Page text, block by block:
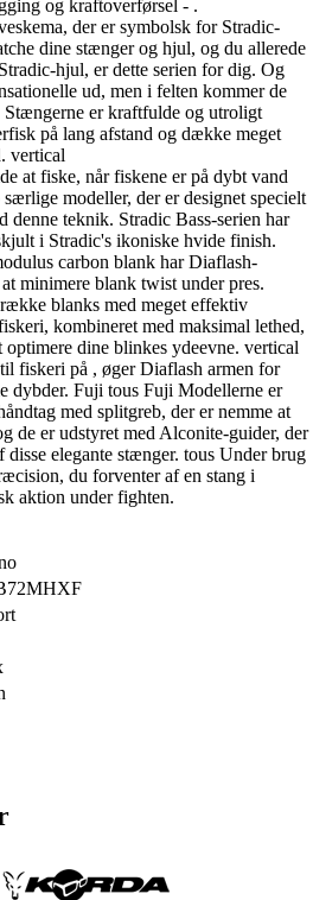
og kraftoverførsel - .
der er symbolsk for Stradic-
dine stænger og hjul, og du allerede
hjul, er dette serien for dig. Og
ud, men i felten kommer de
er kraftfulde og utroligt
på lang afstand og dække meget
vertical
at fiske, når fiskene er på dybt vand
modeller, der er designet specielt
denne teknik. Stradic Bass-serien har
i Stradic's ikoniske hvide finish.
carbon blank har Diaflash-
minimere blank twist under pres.
blanks med meget effektiv
kombineret med maksimal lethed,
dine blinkes ydeevne. vertical
fiskeri på , øger Diaflash armen for
dybder. Fuji tous Fuji Modellerne er
med splitgreb, der er nemme at
de er udstyret med Alconite-guider, der
elegante stænger. tous Under brug
du forventer af en stang i
aktion under fighten.